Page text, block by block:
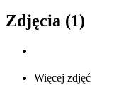
Zdjęcia (1)
Więcej zdjęć